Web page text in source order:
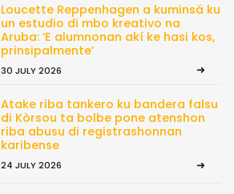
Loucette Reppenhagen a kuminsá ku
un estudio di mbo kreativo na
Aruba: ‘E alumnonan akí ke hasi kos,
prinsipalmente’
30 JULY 2026
Atake riba tankero ku bandera falsu
di Kòrsou ta bolbe pone atenshon
riba abusu di registrashonnan
karibense
24 JULY 2026